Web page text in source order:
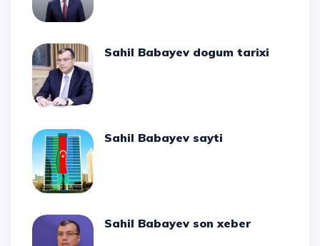
Sahil Babayev dogum tarixi
Sahil Babayev sayti
Sahil Babayev son xeber